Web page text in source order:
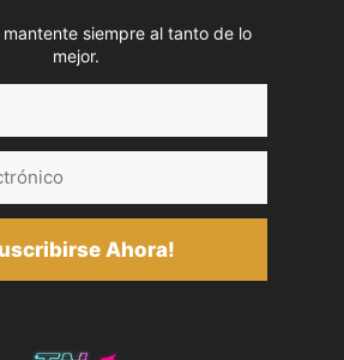
siempre al tanto de lo
mejor.
Ahora!